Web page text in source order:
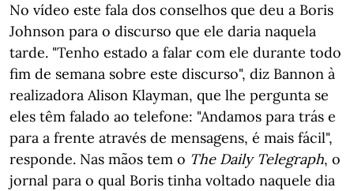
No vídeo este fala dos conselhos que deu a Boris
Johnson para o discurso que ele daria naquela
tarde. "Tenho estado a falar com ele durante todo
fim de semana sobre este discurso", diz Bannon à
realizadora Alison Klayman, que lhe pergunta se
eles têm falado ao telefone: "Andamos para trás e
para a frente através de mensagens, é mais fácil",
responde. Nas mãos tem o The Daily Telegraph, o
jornal para o qual Boris tinha voltado naquele dia